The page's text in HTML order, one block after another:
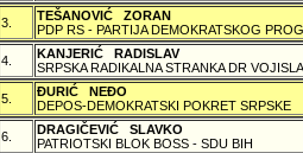
3.
TEŠANOVIĆ ZORAN
PDP RS - PARTIJA DEMOKRATSKOG
4.
KANJERIĆ RADISLAV
SRPSKA RADIKALNA STRANKA DR
5.
ÐURIĆ NEÐO
DEPOS-DEMOKRATSKI POKRET SRPSKE
6.
DRAGIČEVIĆ SLAVKO
PATRIOTSKI BLOK BOSS - SDU BIH